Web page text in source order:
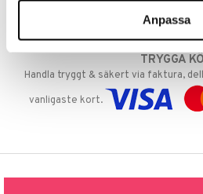
Anpassa
GODKÄND AV
EU-logotypen är symbolen som
TRYGGA
Handla tryggt & säkert via faktura,
vanligaste kort.